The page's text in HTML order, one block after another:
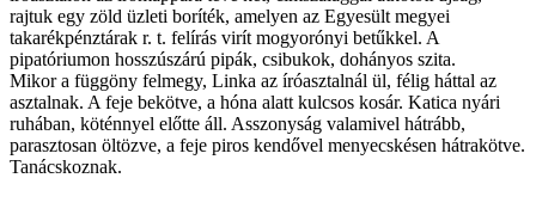
rajtuk egy zöld üzleti boríték, amelyen az Egyesült megyei
takarékpénztárak r. t. felírás virít mogyorónyi betűkkel. A
pipatóriumon hosszúszárú pipák, csibukok, dohányos szita.
Mikor a függöny felmegy, Linka az íróasztalnál ül, félig háttal az
asztalnak. A feje bekötve, a hóna alatt kulcsos kosár. Katica nyári
ruhában, köténnyel előtte áll. Asszonyság valamivel hátrább,
parasztosan öltözve, a feje piros kendővel menyecskésen hátrakötve.
Tanácskoznak.